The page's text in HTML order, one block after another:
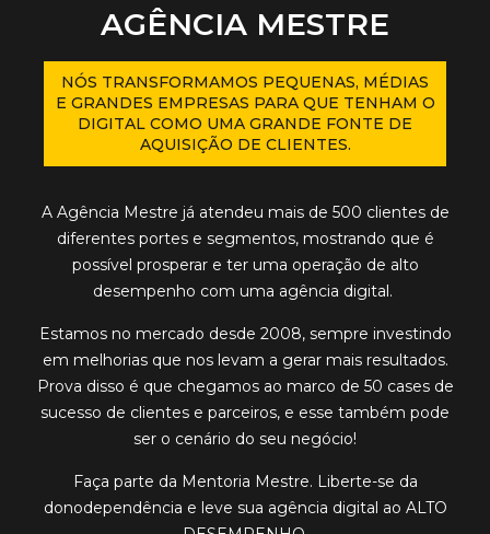
AGÊNCIA MESTRE
NÓS TRANSFORMAMOS PEQUENAS, MÉDIAS
E GRANDES EMPRESAS PARA QUE TENHAM O
DIGITAL COMO UMA GRANDE FONTE DE
AQUISIÇÃO DE CLIENTES.
A Agência Mestre já atendeu mais de 500 clientes de
diferentes portes e segmentos, mostrando que é
possível prosperar e ter uma operação de alto
desempenho com uma agência digital.
Estamos no mercado desde 2008, sempre investindo
em melhorias que nos levam a gerar mais resultados.
Prova disso é que chegamos ao marco de 50 cases de
sucesso de clientes e parceiros, e esse também pode
ser o cenário do seu negócio!
Faça parte da Mentoria Mestre. Liberte-se da
donodependência e leve sua agência digital ao ALTO